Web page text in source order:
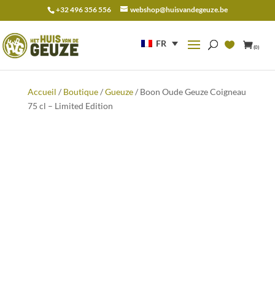
+32 496 356 556 webshop@huisvandegeuze.be
FR (0)
pour :
Accueil / Boutique/Gueuze/ Boon Oude Geuze Coigneau
75 cl – Limited Edition